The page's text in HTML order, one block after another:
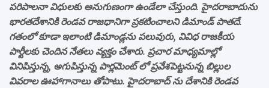
పరిపాలనా విధులకు అనుగుణంగా ఉండేలా చేస్తుంది. హైదరాబాదును
భారతదేశానికి రెండవ రాజధానిగా ప్రకటించాలని డిమాండ్ పాతదే.
గతంలో కూడా ఇలాంటి డిమాండ్లను పలువురు, వివిధ రాజకీయ
పార్టీలకు చెందిన నేతలు వ్యక్తం చేశారు. ప్రచార మాధ్యమాల్లో
వినిపిస్తున్న, అగుపిస్తున్న పార్లమెంట్ లో ప్రవేశపెట్టనున్న బిల్లుల
వివరాల ఊహాగానాలు తోపాటు. హైదరాబాద్ ను దేశానికి రెండవ